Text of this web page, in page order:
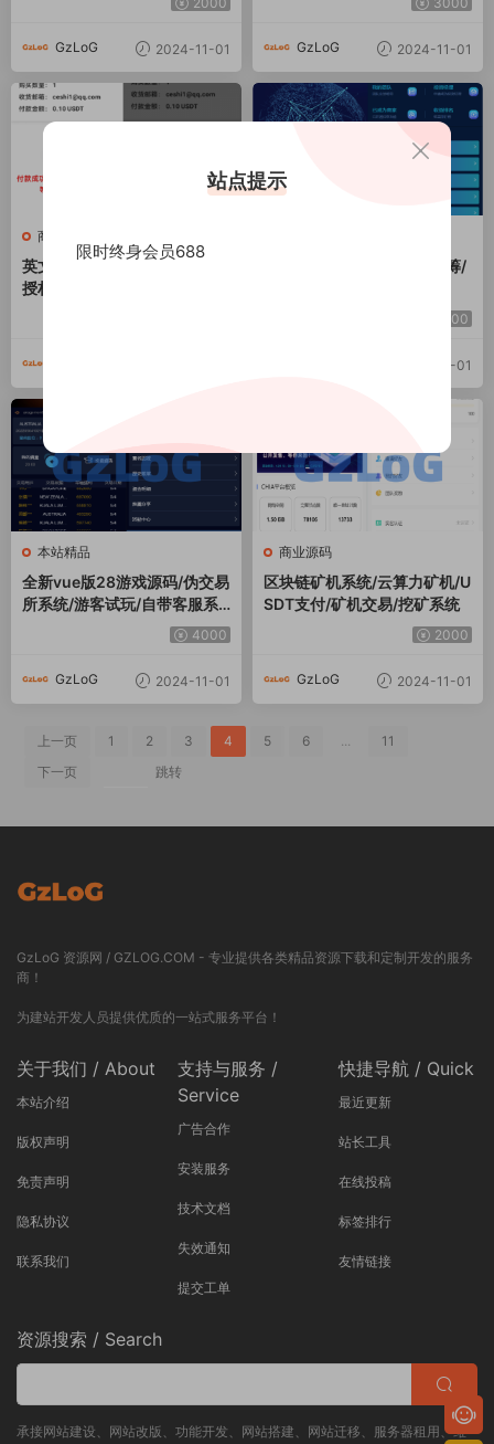
GzLoG 2024-11-01 GzLoG 2024-11-01
商业源码
英文版usdt发卡盗U系统/usdt
授权转账系统/钱包无授权提
usdt理财源码/usdt投资众筹/
1000
2024-11-01
本站精品
全新vue版28游戏源码/伪交易
所系统/游客试玩/自带客服系
4000
GzLoG 2024-11-01
商业源码
区块链矿机系统/云算力矿机/U
SDT支付/矿机交易/挖矿系统
2000
GzLoG 2024-11-01
上一页 1 2 3 4 5 6 ...
11
下一页
跳转
GzLoG 资源网 / GZLOG.COM - 专业提供各类精品资源下载和定制开发的服务
商！
为建站开发人员提供优质的一站式服务平台！
关于我们 / About
本站介绍
版权声明
免责声明
隐私协议
联系我们
支持与服务 /
Service
广告合作
安装服务
技术文档
失效通知
提交工单
快捷导航 / Quick
最近更新
站长工具
在线投稿
标签排行
友情链接
资源搜索 / Search
承接网站建设、网站改版、功能开发、网站搭建、网站迁移、服务器租用、维
站点提示
限时终身会员688